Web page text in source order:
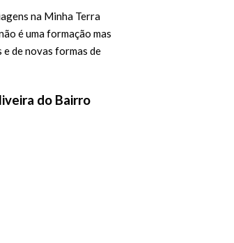
na Minha Terra
é uma formação mas
de novas formas de
do Bairro